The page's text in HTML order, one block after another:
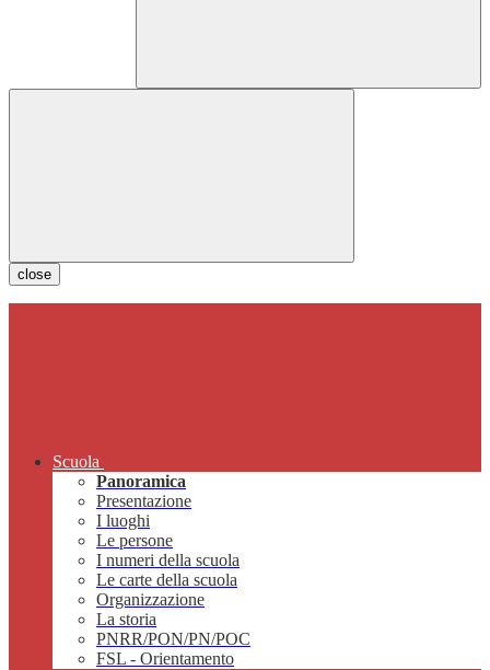
close
Scuola
Panoramica
Presentazione
I luoghi
Le persone
I numeri della scuola
Le carte della scuola
Organizzazione
La storia
PNRR/PON/PN/POC
FSL - Orientamento